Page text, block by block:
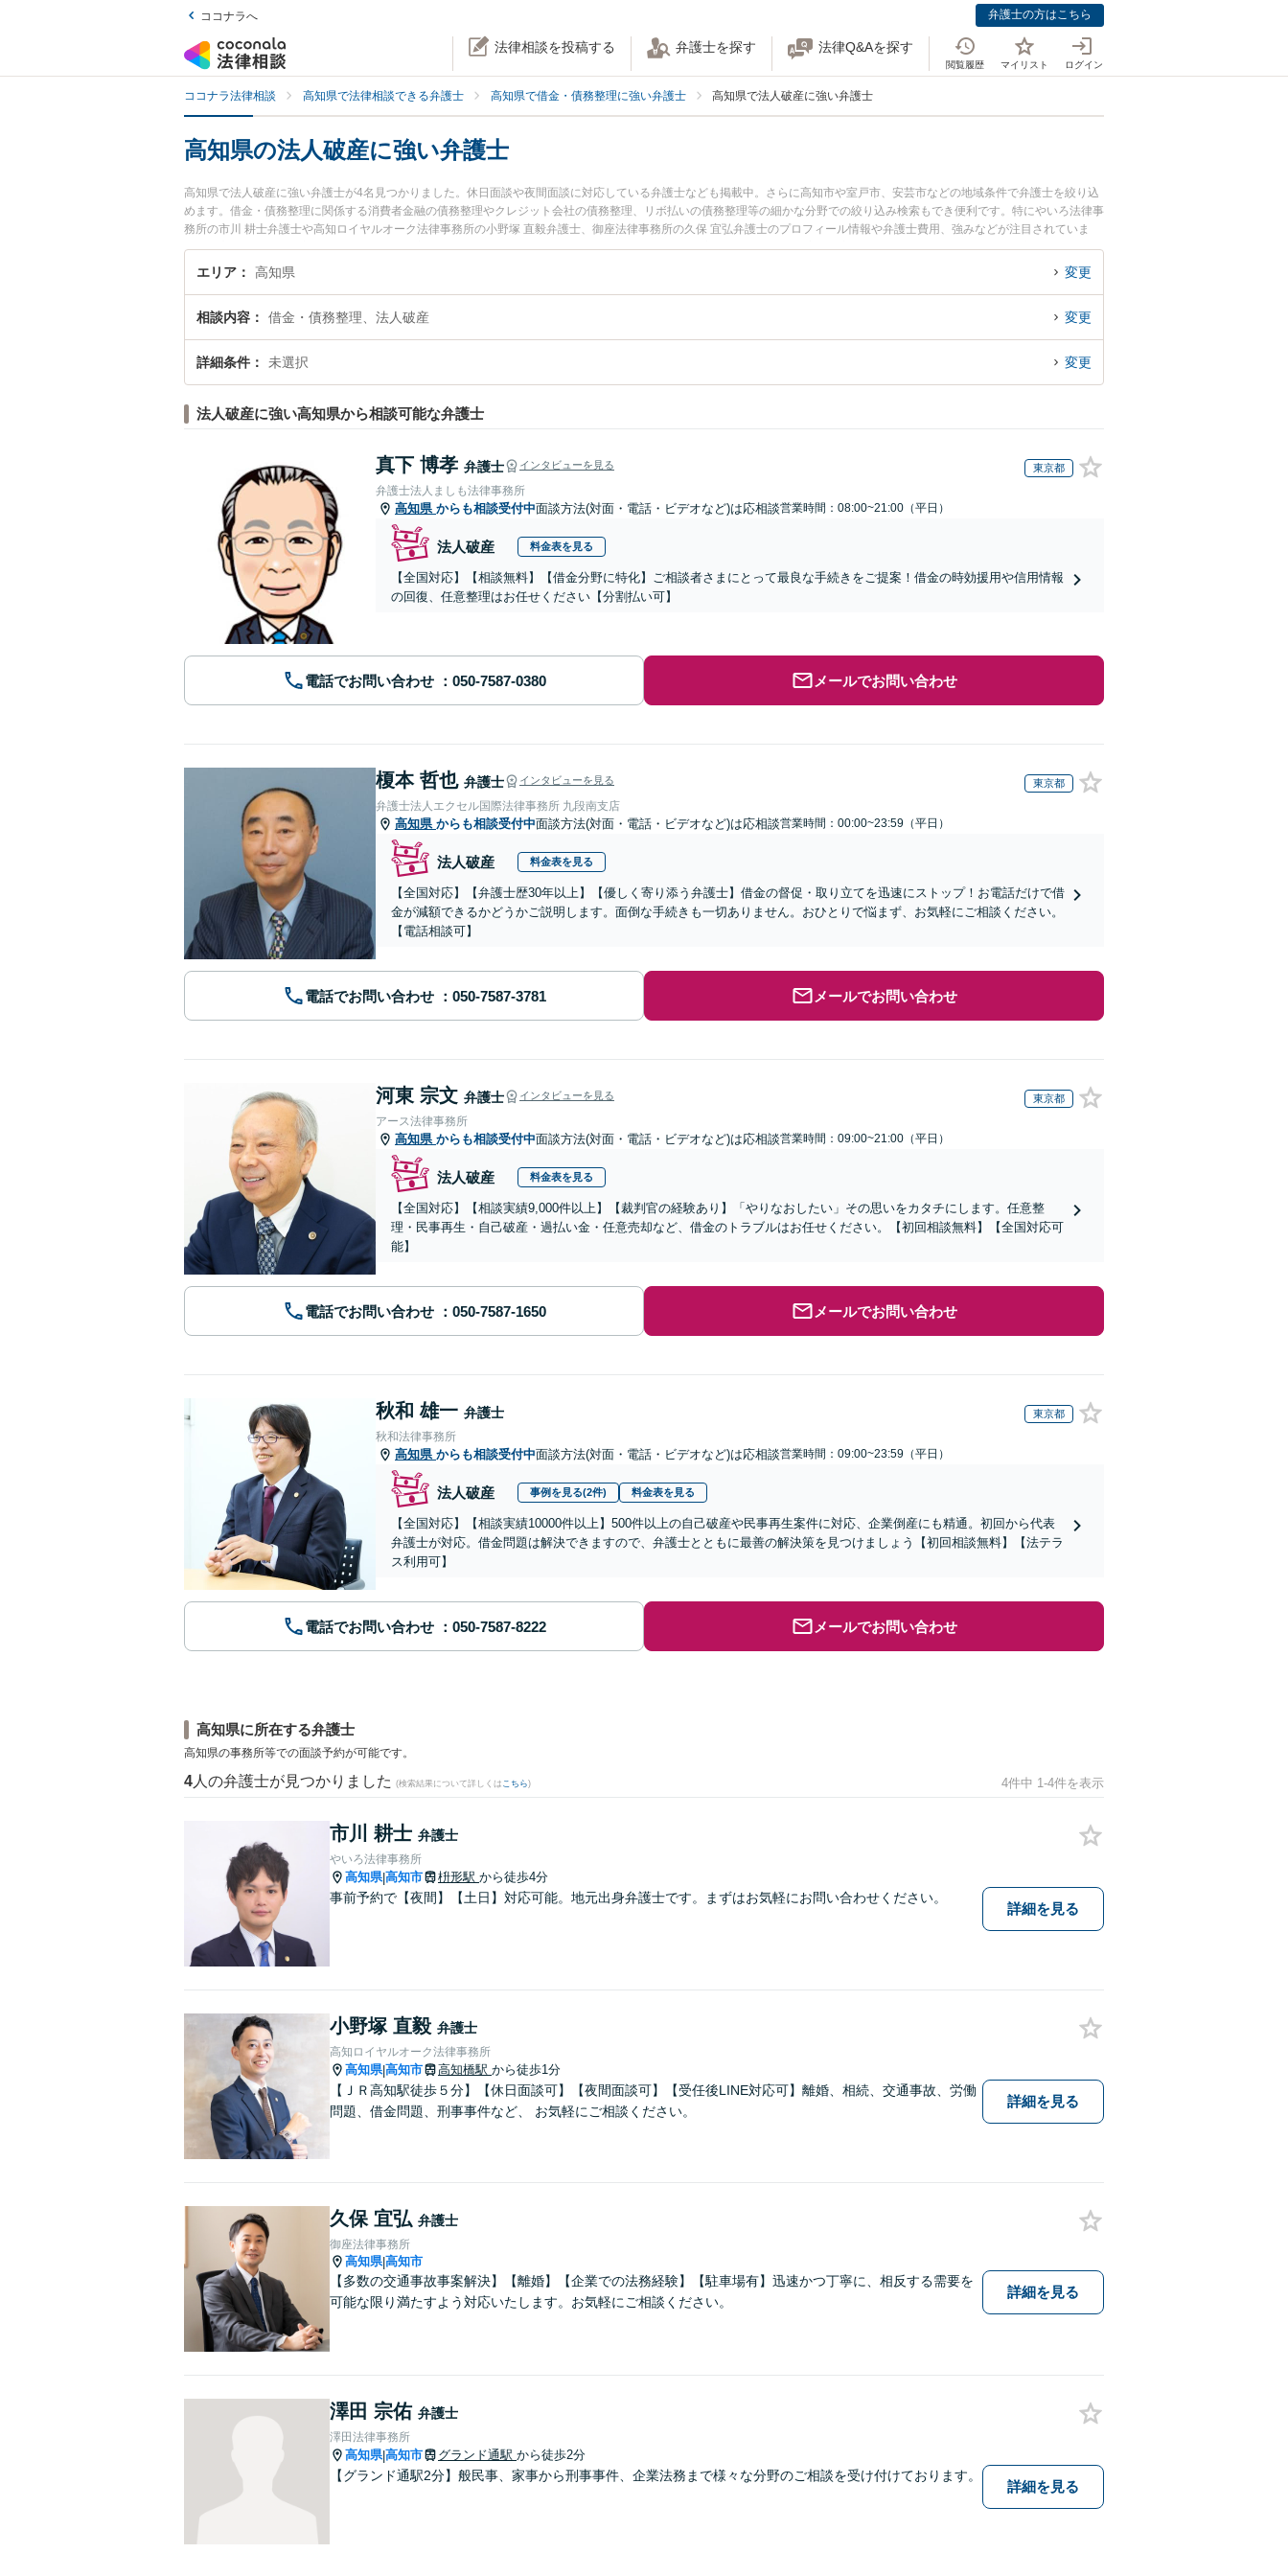
ココナラへ 弁護士の方はこちら
法律相談を投稿する 弁護士を探す 法律Q&Aを探す
閲覧履歴 マイリスト ログイン
ココナラ法律相談 高知県で法律相談できる弁護士 高知県で借金・債務整理に強い弁護士 高知県で法人破産に強い弁護士
高知県の法人破産に強い弁護士
高知県で法人破産に強い弁護士が4名見つかりました。休日面談や夜間面談に対応している弁護士なども掲載中。さらに高知市や室戸市、安芸市などの地域条件で弁護士を絞り込
めます。借金・債務整理に関係する消費者金融の債務整理やクレジット会社の債務整理、リボ払いの債務整理等の細かな分野での絞り込み検索もでき便利です。特にやいろ法律事
務所の市川 耕士弁護士や高知ロイヤルオーク法律事務所の小野塚 直毅弁護士、御座法律事務所の久保 宜弘弁護士のプロフィール情報や弁護士費用、強みなどが注目されていま
す。『高知県で土日や夜間に発生した法人破産のトラブルを今すぐに弁護士に相談したい』『法人破産のトラブル解決の実績豊富な近くの弁護士を検索したい』『初回相談無料で
法人破産を法律相談できる高知県内の弁護士に相談予約したい』などでお困りの相談者さんにおすすめです。
エリア 高知県 変更
相談内容 借金・債務整理、法人破産 変更
詳細条件 未選択 変更
法人破産に強い高知県から相談可能な弁護士
真下 博孝 弁護士 インタビューを見る 東京都
弁護士法人ましも法律事務所
高知県 からも相談受付中面談方法(対面・電話・ビデオなど)は応相談営業時間：08:00~21:00（平日）
法人破産 料金表を見る
【全国対応】【相談無料】【借金分野に特化】ご相談者さまにとって最良な手続きをご提案！借金の時効援用や信用情報
の回復、任意整理はお任せください【分割払い可】
電話でお問い合わせ メールでお問い合わせ
榎本 哲也 弁護士 インタビューを見る 東京都
弁護士法人エクセル国際法律事務所 九段南支店
高知県 からも相談受付中面談方法(対面・電話・ビデオなど)は応相談営業時間：00:00~23:59（平日）
法人破産 料金表を見る
【全国対応】【弁護士歴30年以上】【優しく寄り添う弁護士】借金の督促・取り立てを迅速にストップ！お電話だけで借
金が減額できるかどうかご説明します。面倒な手続きも一切ありません。おひとりで悩まず、お気軽にご相談ください。
【電話相談可】
電話でお問い合わせ メールでお問い合わせ
河東 宗文 弁護士 インタビューを見る 東京都
アース法律事務所
高知県 からも相談受付中面談方法(対面・電話・ビデオなど)は応相談営業時間：09:00~21:00（平日）
法人破産 料金表を見る
【全国対応】【相談実績9,000件以上】【裁判官の経験あり】「やりなおしたい」その思いをカタチにします。任意整
理・民事再生・自己破産・過払い金・任意売却など、借金のトラブルはお任せください。【初回相談無料】【全国対応可
能】
電話でお問い合わせ メールでお問い合わせ
秋和 雄一 弁護士 東京都
秋和法律事務所
高知県 からも相談受付中面談方法(対面・電話・ビデオなど)は応相談営業時間：09:00~23:59（平日）
法人破産 事例を見る(2件) 料金表を見る
【全国対応】【相談実績10000件以上】500件以上の自己破産や民事再生案件に対応、企業倒産にも精通。初回から代表
弁護士が対応。借金問題は解決できますので、弁護士とともに最善の解決策を見つけましょう【初回相談無料】【法テラ
ス利用可】
電話でお問い合わせ メールでお問い合わせ
高知県に所在する弁護士
高知県の事務所等での面談予約が可能です。
4 人の弁護士が見つかりました (検索結果について詳しくは こちら) 4件中 1-4件を表示
市川 耕士 弁護士
やいろ法律事務所
高知県|高知市 枡形駅 から徒歩4分
事前予約で【夜間】【土日】対応可能。地元出身弁護士です。まずはお気軽にお問い合わせください。
詳細を見る
小野塚 直毅 弁護士
高知ロイヤルオーク法律事務所
高知県|高知市 高知橋駅 から徒歩1分
【ＪＲ高知駅徒歩５分】【休日面談可】【夜間面談可】【受任後LINE対応可】離婚、相続、交通事故、労働
問題、借金問題、刑事事件など、 お気軽にご相談ください。
詳細を見る
久保 宜弘 弁護士
御座法律事務所
高知県|高知市
【多数の交通事故事案解決】【離婚】【企業での法務経験】【駐車場有】迅速かつ丁寧に、相反する需要を
可能な限り満たすよう対応いたします。お気軽にご相談ください。
詳細を見る
澤田 宗佑 弁護士
澤田法律事務所
高知県|高知市 グランド通駅 から徒歩2分
【グランド通駅2分】般民事、家事から刑事事件、企業法務まで様々な分野のご相談を受け付けております。
詳細を見る